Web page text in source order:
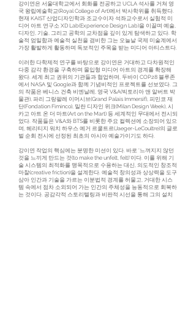
강이연은 서울대학교에서 회화를 전공하고 UCLA 석사를 거쳐 영
국 왕립예술학교(Royal College of Art)에서 박사학위를 취득했다.
현재 KAIST 산업디자인학과 조교수이자 석좌교수로서 실험적 미
디어 아트 연구소 XD Lab(Experience Design Lab)을 이끌며 예술,
디자인, 기술, 그리고 공학의 교차점을 깊이 있게 탐색하고 있다. 학
술적 엄밀함과 예술적 실천을 겸비한 그는 오늘날 국제 미술계에서
가장 활발하게 활동하며 독보적인 주목을 받는 미디어 아티스트다.
이러한 다학제적 연구를 바탕으로 강이연은 거대하고 다차원적인
다중 감각 환경을 구축하며 몰입형 미디어 아트의 경계를 확장해
왔다. 세계 최고 권위의 기관들과 협업하며, 두바이 COP28 블루존
에서 NASA 및 Google과 함께 기념비적인 프로젝트를 선보였다. 그
의 작품은 베니스 건축 비엔날레, 영국 V&A(빅토리아 앤 알버트 박
물관), 파리 그랑팔레 이머시브(Grand Palais Immersif), 피민코 재
단(Fondation Fiminco), 밀란 디자인 위크(Milan Design Week), 시
카고 아트 온 더 마트(Art on the Mart) 등 세계적인 무대에서 전시되
었다. 작품들은 V&A와 BTS를 비롯한 주요 컬렉션에 소장되어 있으
며, 헤리티지 워치 하우스 예거 르쿨트르(Jaeger-LeCoultre)의 글로
벌 순회 전시에 선정된 최초의 아시아 예술가이기도 하다.
강이연 작업의 핵심에는 분명한 미션이 있다. 바로 '느껴지지 않던
것을 느끼게 만드는 것(to make the unfelt, felt)'이다. 이를 위해 기
술 시스템의 최적화를 맹목적으로 수용하는 대신, 의도적인 창조적
마찰(creative friction)을 설계한다. 예술적 창의성과 상상력을 도구
삼아 인간과 기술을 가르는 이분법적 경계를 허물고, 거대한 시스
템 속에서 점차 소외되어 가는 인간의 주체성을 능동적으로 회복하
는 것이다. 공감각적 스토리텔링과 비판적 시선을 통해 그의 설치